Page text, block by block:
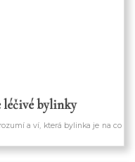
léčivé bylinky
a ví, která bylinka je na co